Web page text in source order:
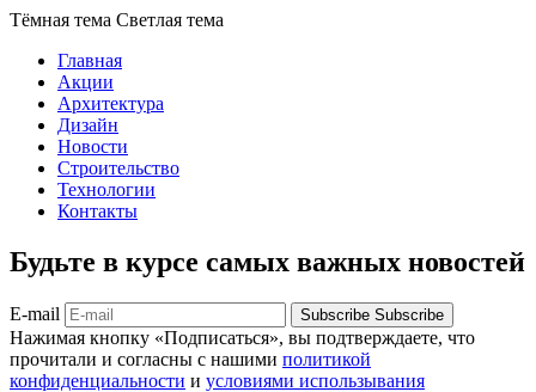
Тёмная тема Светлая тема
Главная
Акции
Архитектура
Дизайн
Новости
Строительство
Технологии
Контакты
Будьте в курсе самых важных новостей
E-mail Subscribe Subscribe
Нажимая кнопку «Подписаться», вы подтверждаете, что
прочитали и согласны с нашими политикой
конфиденциальности и условиями использывания